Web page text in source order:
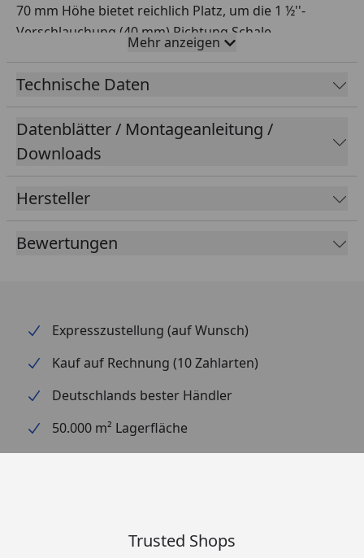
70 mm Höhe bietet reichlich Platz, um die 1 ½''-
Verschlauchung (40 mm) Richtung Schale
aufzunehmen. Eine zusätzliche Durchführung für
Kabel ist ebenfalls integriert.
Mehr anzeigen
Technische Daten
Datenblätter / Montageanleitung /
Downloads
Hersteller
Bewertungen
Expresszustellung (auf Wunsch)
Kauf auf Rechnung (10 Zahlarten)
Deutschlands bester Händler
50.000 m² Lagerfläche
Trusted Shops